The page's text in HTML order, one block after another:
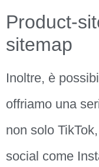
Product-
sitemap
Inoltre, è
offriamo una
non solo
social come